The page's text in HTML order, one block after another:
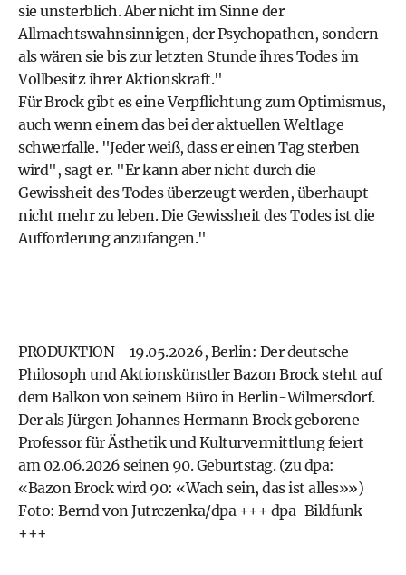
sie unsterblich. Aber nicht im Sinne der
Allmachtswahnsinnigen, der Psychopathen, sondern
als wären sie bis zur letzten Stunde ihres Todes im
Vollbesitz ihrer Aktionskraft."
Für Brock gibt es eine Verpflichtung zum Optimismus,
auch wenn einem das bei der aktuellen Weltlage
schwerfalle. "Jeder weiß, dass er einen Tag sterben
wird", sagt er. "Er kann aber nicht durch die
Gewissheit des Todes überzeugt werden, überhaupt
nicht mehr zu leben. Die Gewissheit des Todes ist die
Aufforderung anzufangen."
PRODUKTION - 19.05.2026, Berlin: Der deutsche
Philosoph und Aktionskünstler Bazon Brock steht auf
dem Balkon von seinem Büro in Berlin-Wilmersdorf.
Der als Jürgen Johannes Hermann Brock geborene
Professor für Ästhetik und Kulturvermittlung feiert
am 02.06.2026 seinen 90. Geburtstag. (zu dpa:
«Bazon Brock wird 90: «Wach sein, das ist alles»»)
Foto: Bernd von Jutrczenka/dpa +++ dpa-Bildfunk
+++